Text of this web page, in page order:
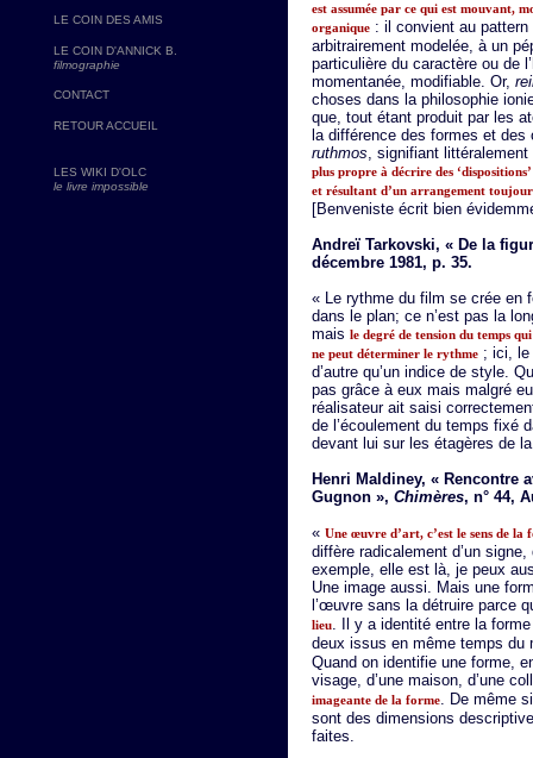
LE COIN DES AMIS
LE COIN D'ANNICK B.
filmographie
CONTACT
RETOUR ACCUEIL
LES WIKI D'OLC
le livre impossible
est assumée par ce qui est mouvant,
organique : il convient au pattern
arbitrairement modelée, à un
particulière du caractère ou de
momentanée, modifiable. Or,
choses dans la philosophie
que, tout étant produit par les
la différence des formes et
ruthmos, signifiant littéralement
plus propre à décrire des
et résultant d’un arrangement
[Benveniste écrit bien
Andreï Tarkovski, « De la
décembre 1981, p. 35.
« Le rythme du film se crée en
dans le plan; ce n’est pas la
mais le degré de tension du temps
ne peut déterminer le rythme ; ici, le
d’autre qu’un indice de style.
pas grâce à eux mais malgré
réalisateur ait saisi
de l’écoulement du temps fixé
devant lui sur les étagères de
Henri Maldiney, « Rencontre
Gugnon », Chimères, n° 44,
« Une œuvre d’art, c’est le sens de
diffère radicalement d’un
exemple, elle est là, je peux
Une image aussi. Mais une
l’œuvre sans la détruire parce
lieu. Il y a identité entre la
deux issus en même temps du
Quand on identifie une forme,
visage, d’une maison, d’une
imageante de la forme. De même
sont des dimensions
faites.